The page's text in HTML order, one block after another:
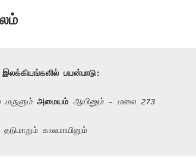
இலக்கியங்களில் பயன்பாடு:
மருளும் அமையம் ஆயினும் – மலை 273
காலமாயினும்